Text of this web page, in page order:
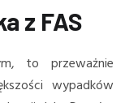
z FAS
to przeważnie
wypadków